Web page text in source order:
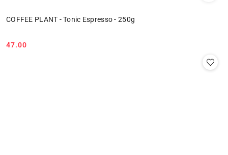
COFFEE PLANT - Tonic Espresso - 250g
Cena:
47.00